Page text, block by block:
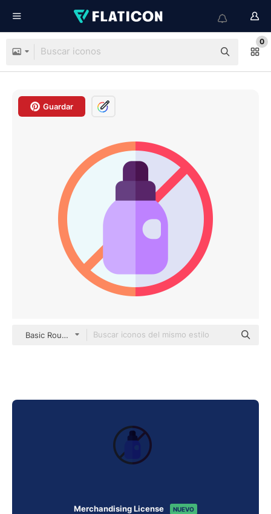
0
Guardar
Basic Rounded Flat
Merchandising License NUEVO